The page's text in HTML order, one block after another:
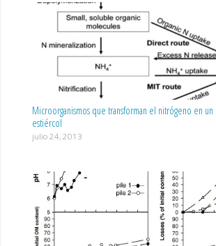
Microorganismos que transforman el nitrógeno en
estiércol
julio 24, 2013